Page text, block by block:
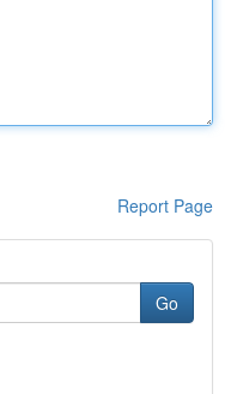
Report Page
Go